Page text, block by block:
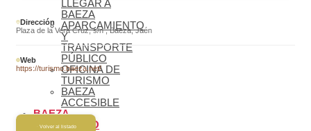
LLEGAR A
BAEZA
APARCAMIENTO
Y
TRANSPORTE
PÚBLICO
OFICINA DE
TURISMO
BAEZA
ACCESIBLE
BAEZA,
PATRIMONIO
Dirección
Plaza de la Vera Cruz, s/n , Baeza, Jaén
Web
https://turismo.baeza.net/
Volver al listado